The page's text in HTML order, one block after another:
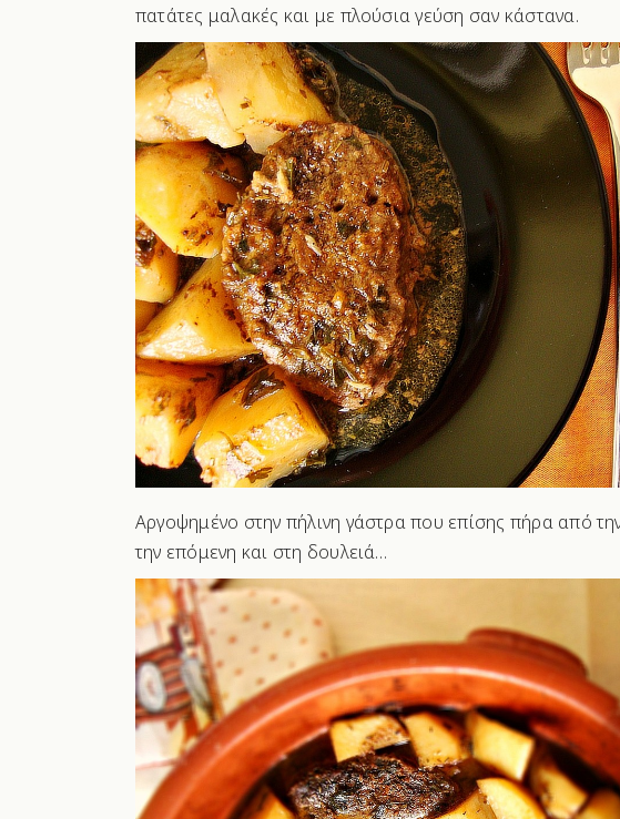
πατάτες μαλακές και με πλούσια γεύση σαν κάστανα.
Αργοψημένο στην πήλινη γάστρα που επίσης πήρα από
την επόμενη και στη δουλειά…